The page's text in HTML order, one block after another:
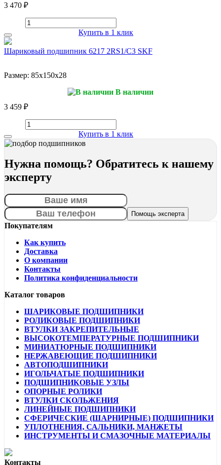
3 470 ₽
Купить в 1 клик
Шариковый подшипник 6217 2RS1/C3 SKF
Размер: 85x150x28
В наличии
3 459 ₽
Купить в 1 клик
Нужна помощь? Обратитесь к нашему
эксперту
Покупателям
Как купить
Доставка
О компании
Контакты
Политика конфиденциальности
Каталог товаров
ШАРИКОВЫЕ ПОДШИПНИКИ
РОЛИКОВЫЕ ПОДШИПНИКИ
ВТУЛКИ ЗАКРЕПИТЕЛЬНЫЕ
ВЫСОКОТЕМПЕРАТУРНЫЕ ПОДШИПНИКИ
МИНИАТЮРНЫЕ ПОДШИПНИКИ
НЕРЖАВЕЮЩИЕ ПОДШИПНИКИ
АВТОПОДШИПНИКИ
ИГОЛЬЧАТЫЕ ПОДШИПНИКИ
ПОДШИПНИКОВЫЕ УЗЛЫ
ОПОРНЫЕ РОЛИКИ
ВТУЛКИ СКОЛЬЖЕНИЯ
ЛИНЕЙНЫЕ ПОДШИПНИКИ
СФЕРИЧЕСКИЕ (ШАРНИРНЫЕ) ПОДШИПНИКИ
УПЛОТНЕНИЯ, САЛЬНИКИ, МАНЖЕТЫ
ИНСТРУМЕНТЫ И СМАЗОЧНЫЕ МАТЕРИАЛЫ
Контакты